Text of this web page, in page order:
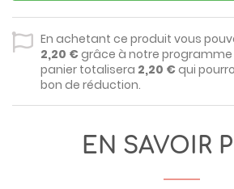
En achetant ce produit vous
2,20 €grâce à notre programme
panier totalisera 2,20 €qui
bon de réduction.
EN SAVOIR